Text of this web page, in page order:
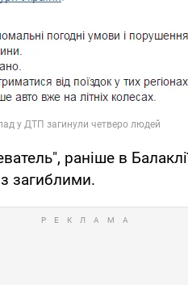
раніше в
загиблими.